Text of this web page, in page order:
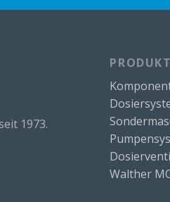
1973.
Walther